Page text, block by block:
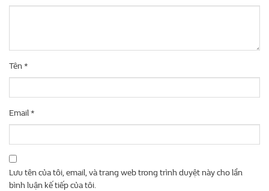
Tên*
Email*
Lưu tên của tôi, email, và trang web trong trình duyệt này cho lần
bình luận kế tiếp của tôi.